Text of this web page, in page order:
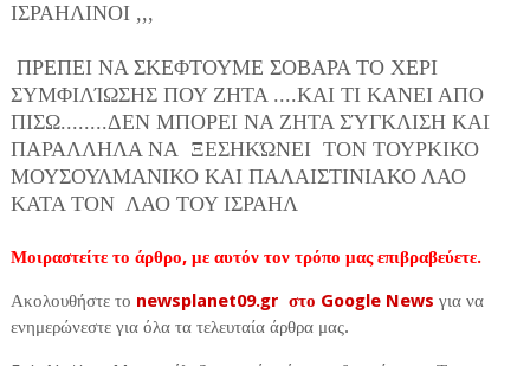
ΙΣΡΑΗΛΙΝΟΙ ,,,
ΠΡΕΠΕΙ ΝΑ ΣΚΕΦΤΟΥΜΕ ΣΟΒΑΡΑ ΤΟ ΧΕΡΙ
ΣΥΜΦΙΛΊΩΣΗΣ ΠΟΥ ΖΗΤΑ ....ΚΑΙ ΤΙ ΚΑΝΕΙ ΑΠΟ
ΠΙΣΩ........ΔΕΝ ΜΠΟΡΕΙ ΝΑ ΖΗΤΑ ΣΎΓΚΛΙΣΗ ΚΑΙ
ΠΑΡΑΛΛΗΛΑ ΝΑ ΞΕΣΗΚΏΝΕΙ ΤΟΝ ΤΟΥΡΚΙΚΟ
ΜΟΥΣΟΥΛΜΑΝΙΚΟ ΚΑΙ ΠΑΛΑΙΣΤΙΝΙΑΚΟ ΛΑΟ
ΚΑΤΑ ΤΟΝ ΛΑΟ ΤΟΥ ΙΣΡΑΗΛ
Μοιραστείτε το άρθρο, με αυτόν τον τρόπο μας επιβραβεύετε.
Ακολουθήστε το newsplanet09.gr στο Google News για να
ενημερώνεστε για όλα τα τελευταία άρθρα μας.